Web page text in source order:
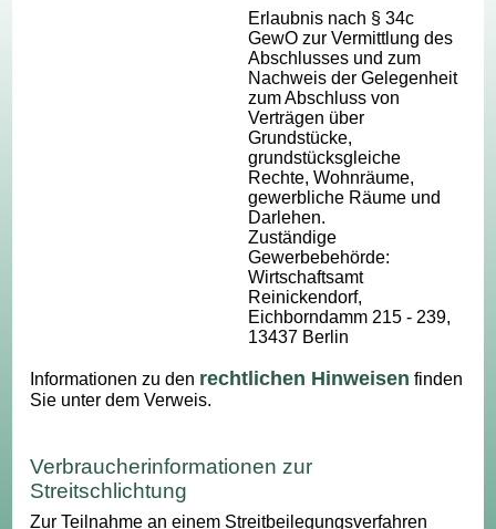
Erlaubnis nach § 34c
GewO zur Vermittlung des
Abschlusses und zum
Nachweis der Gelegenheit
zum Abschluss von
Verträgen über
Grundstücke,
grundstücksgleiche
Rechte, Wohnräume,
gewerbliche Räume und
Darlehen.
Zuständige
Gewerbebehörde:
Wirtschaftsamt
Reinickendorf,
Eichborndamm 215 - 239,
13437 Berlin
Informationen zu den rechtlichen Hinweisen finden
Sie unter dem Verweis.
Verbraucherinformationen zur
Streitschlichtung
Zur Teilnahme an einem Streitbeilegungsverfahren